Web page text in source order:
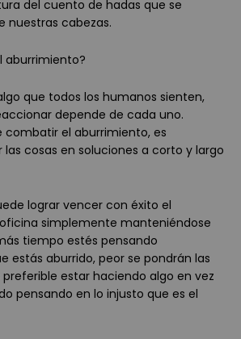
del cuento de hadas que se
nuestras cabezas.
aburrimiento?
que todos los humanos sienten,
depende de cada uno.
combatir el aburrimiento, es
cosas en soluciones a corto y largo
lograr vencer con éxito el
simplemente manteniéndose
tiempo estés pensando
estás aburrido, peor se pondrán las
estar haciendo algo en vez
pensando en lo injusto que es el